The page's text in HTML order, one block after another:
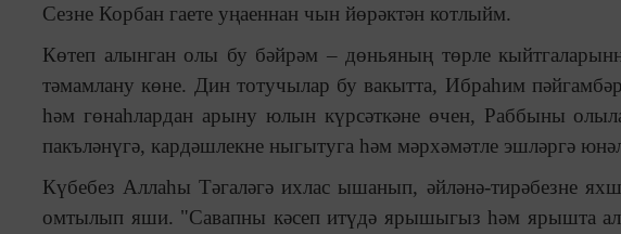
Сезне Корбан гаете уңаеннан чын йөрәктән котлыйм.
Көтеп алынган олы бу бәйрәм – дөньяның төрле
тәмамлану көне. Дин тотучылар бу вакытта, Ибраһим
һәм гөнаһлардан арыну юлын күрсәткәне өчен, Раббыны
пакъләнүгә, кардәшлекне ныгытуга һәм мәрхәмәтле эшләргә
Күбебез Аллаһы Тәгаләгә ихлас ышанып, әйләнә-тирәбезне
омтылып яши. "Савапны кәсеп итүдә ярышыгыз һәм ярышта